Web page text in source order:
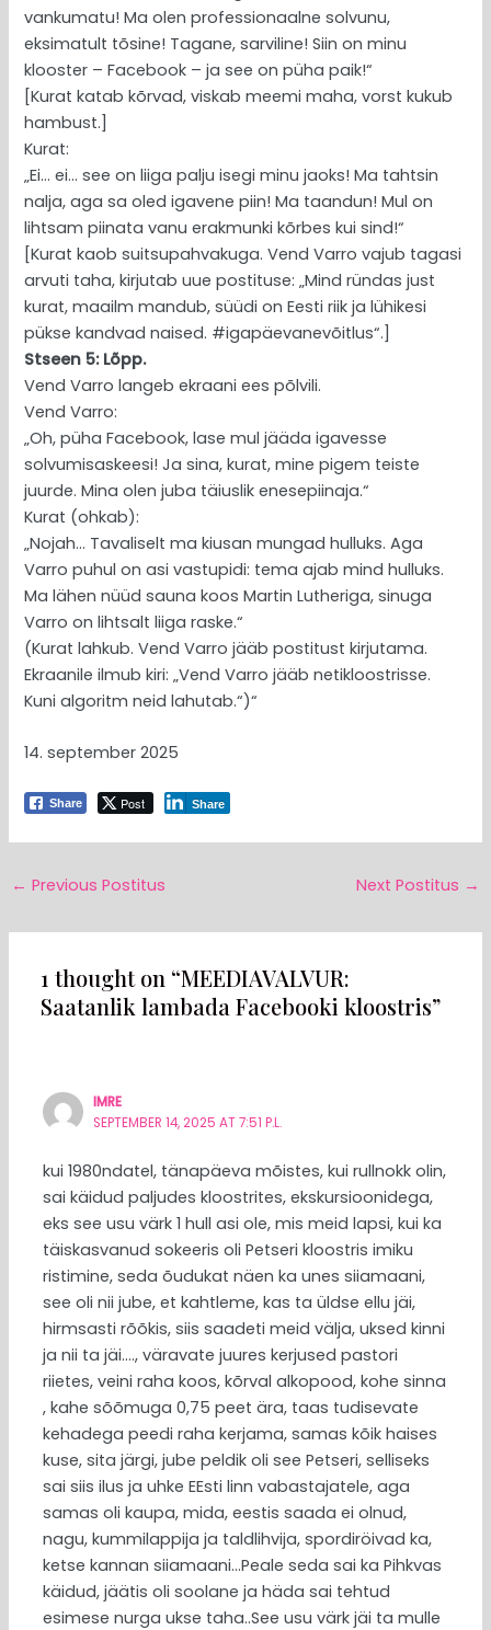
vankumatu! Ma olen professionaalne solvunu,
eksimatult tõsine! Tagane, sarviline! Siin on minu
klooster – Facebook – ja see on püha paik!“
[Kurat katab kõrvad, viskab meemi maha, vorst kukub
hambust.]
Kurat:
„Ei… ei… see on liiga palju isegi minu jaoks! Ma tahtsin
nalja, aga sa oled igavene piin! Ma taandun! Mul on
lihtsam piinata vanu erakmunki kõrbes kui sind!“
[Kurat kaob suitsupahvakuga. Vend Varro vajub tagasi
arvuti taha, kirjutab uue postituse: „Mind ründas just
kurat, maailm mandub, süüdi on Eesti riik ja lühikesi
pükse kandvad naised. #igapäevanevõitlus“.]
Stseen 5: Lõpp.
Vend Varro langeb ekraani ees põlvili.
Vend Varro:
„Oh, püha Facebook, lase mul jääda igavesse
solvumisaskeesi! Ja sina, kurat, mine pigem teiste
juurde. Mina olen juba täiuslik enesepiinaja.“
Kurat (ohkab):
„Nojah… Tavaliselt ma kiusan mungad hulluks. Aga
Varro puhul on asi vastupidi: tema ajab mind hulluks.
Ma lähen nüüd sauna koos Martin Lutheriga, sinuga
Varro on lihtsalt liiga raske.“
(Kurat lahkub. Vend Varro jääb postitust kirjutama.
Ekraanile ilmub kiri: „Vend Varro jääb netikloostrisse.
Kuni algoritm neid lahutab.“)“
14. september 2025
Share Post Share
← Previous Postitus Next Postitus →
1 thought on “MEEDIAVALVUR:
Saatanlik lambada Facebooki kloostris”
IMRE
SEPTEMBER 14, 2025 AT 7:51 P.L.
kui 1980ndatel, tänapäeva mõistes, kui rullnokk olin,
sai käidud paljudes kloostrites, ekskursioonidega,
eks see usu värk 1 hull asi ole, mis meid lapsi, kui ka
täiskasvanud sokeeris oli Petseri kloostris imiku
ristimine, seda õudukat näen ka unes siiamaani,
see oli nii jube, et kahtleme, kas ta üldse ellu jäi,
hirmsasti rõõkis, siis saadeti meid välja, uksed kinni
ja nii ta jäi…., väravate juures kerjused pastori
riietes, veini raha koos, kõrval alkopood, kohe sinna
, kahe sõõmuga 0,75 peet ära, taas tudisevate
kehadega peedi raha kerjama, samas kõik haises
kuse, sita järgi, jube peldik oli see Petseri, selliseks
sai siis ilus ja uhke EEsti linn vabastajatele, aga
samas oli kaupa, mida, eestis saada ei olnud,
nagu, kummilappija ja taldlihvija, spordiröivad ka,
ketse kannan siiamaani…Peale seda sai ka Pihkvas
käidud, jäätis oli soolane ja häda sai tehtud
esimese nurga ukse taha..See usu värk jäi ta mulle